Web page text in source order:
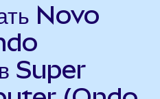
Novo
Super